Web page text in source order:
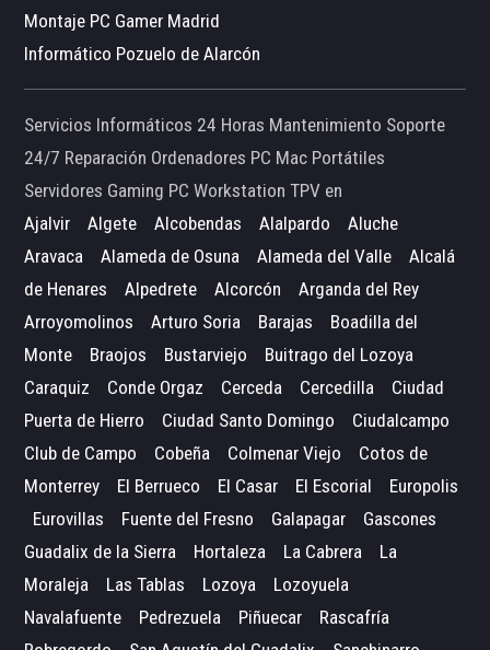
Montaje PC Gamer Madrid
Informático Pozuelo de Alarcón
Servicios Informáticos 24 Horas Mantenimiento Soporte
24/7 Reparación Ordenadores PC Mac Portátiles
Servidores Gaming PC Workstation TPV en
Ajalvir
Algete Alcobendas Alalpardo
Aluche
Aravaca
Alameda de Osuna Alameda del Valle
Alcalá
de Henares
Alpedrete Alcorcón
Arganda del Rey
Arroyomolinos
Arturo Soria Barajas
Boadilla del
Monte
Braojos Bustarviejo
Buitrago del Lozoya
Caraquiz
Conde Orgaz Cerceda Cercedilla
Ciudad
Puerta de Hierro
Ciudad Santo Domingo
Ciudalcampo
Club de Campo
Cobeña Colmenar Viejo
Cotos de
Monterrey
El Berrueco El Casar El Escorial
Europolis
Eurovillas
Fuente del Fresno Galapagar
Gascones
Guadalix de la Sierra
Hortaleza La Cabrera
La
Moraleja
Las Tablas Lozoya
Lozoyuela
Navalafuente
Pedrezuela Piñuecar
Rascafría